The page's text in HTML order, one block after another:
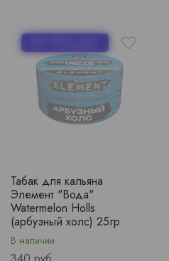
Табак для кальяна
Элемент "Вода"
Watermelon Holls
(арбузный холс) 25гр
В наличии